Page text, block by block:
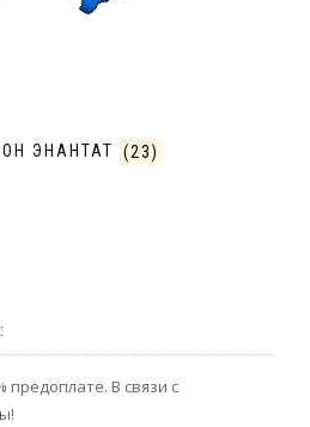
ЭНАНТАТ (23)
предоплате. В связи с